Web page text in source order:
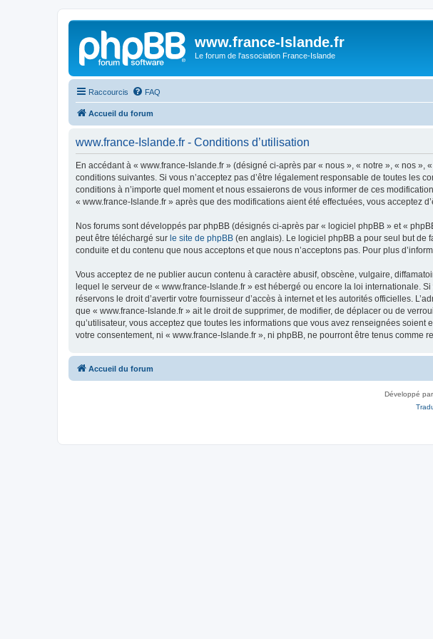
www.france-Islande.fr
Le forum de l'association France-Islande
Raccourcis FAQ
Accueil du forum
www.france-Islande.fr - Conditions d’utilisation
En accédant à « www.france-Islande.fr » (désigné ci-après par « nous », « notre », « nos
conditions suivantes. Si vous n’acceptez pas d’être légalement responsable de toutes les
conditions à n’importe quel moment et nous essaierons de vous informer de ces
« www.france-Islande.fr » après que des modifications aient été effectuées, vous acceptez
Nos forums sont développés par phpBB (désignés ci-après par « logiciel phpBB » et «
peut être téléchargé sur le site de phpBB (en anglais). Le logiciel phpBB a pour seul but de
conduite et du contenu que nous acceptons et que nous n’acceptons pas. Pour plus
Vous acceptez de ne publier aucun contenu à caractère abusif, obscène, vulgaire,
lequel le serveur de « www.france-Islande.fr » est hébergé ou encore la loi internationale.
réservons le droit d’avertir votre fournisseur d’accès à internet et les autorités officielles.
que « www.france-Islande.fr » ait le droit de supprimer, de modifier, de déplacer ou de
qu’utilisateur, vous acceptez que toutes les informations que vous avez renseignées
votre consentement, ni « www.france-Islande.fr », ni phpBB, ne pourront être tenus
Accueil du forum
Développé par